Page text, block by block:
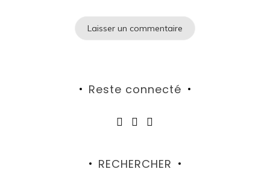
Reste connecté
RECHERCHER